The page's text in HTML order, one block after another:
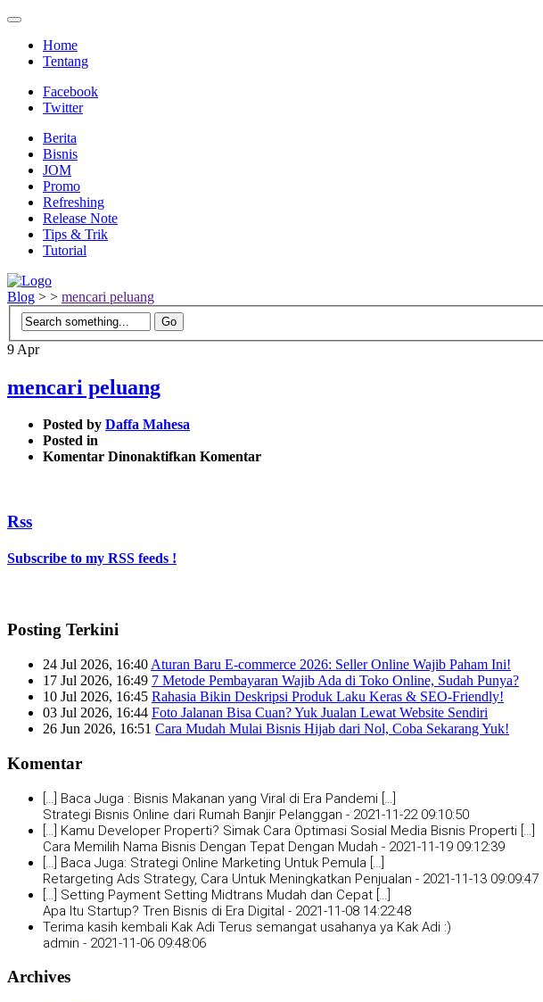
Home
Tentang
Facebook
Twitter
Berita
Bisnis
JOM
Promo
Refreshing
Release Note
Tips & Trik
Tutorial
Blog > > mencari peluang
9 Apr
mencari peluang
Posted by Daffa Mahesa
Posted in
Komentar Dinonaktifkan pada
Komentar
Rss
Subscribe to my RSS feeds !
Posting Terkini
24 Jul 2026, 16:40 Aturan Baru E-commerce 2026: Seller Online Wajib Paham Ini!
17 Jul 2026, 16:49 7 Metode Pembayaran Wajib Ada di Toko Online, Sudah Punya?
10 Jul 2026, 16:45 Rahasia Bikin Deskripsi Produk Laku Keras & SEO-Friendly!
03 Jul 2026, 16:44 Foto Jalanan Bisa Cuan? Yuk Jualan Lewat Website Sendiri
26 Jun 2026, 16:51 Cara Mudah Mulai Bisnis Hijab dari Nol, Coba Sekarang Yuk!
Komentar
[…] Baca Juga : Bisnis Makanan yang Viral di Era Pandemi […]
Strategi Bisnis Online dari Rumah Banjir Pelanggan - 2021-11-22 09:10:50
[…] Kamu Developer Properti? Simak Cara Optimasi Sosial Media Bisnis Properti […]
Cara Memilih Nama Bisnis Dengan Tepat Dengan Mudah - 2021-11-19 09:12:39
[…] Baca Juga: Strategi Online Marketing Untuk Pemula […]
Retargeting Ads Strategy, Cara Untuk Meningkatkan Penjualan - 2021-11-13 09:09:47
[…] Setting Payment Setting Midtrans Mudah dan Cepat […]
Apa Itu Startup? Tren Bisnis di Era Digital - 2021-11-08 14:22:48
Terima kasih kembali Kak Adi Terus semangat usahanya ya Kak Adi :)
admin - 2021-11-06 09:48:06
Archives